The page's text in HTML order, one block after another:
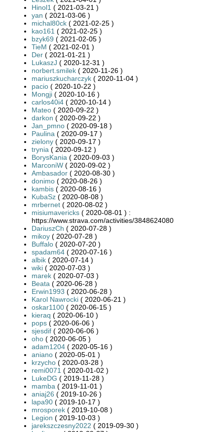
Hinol1 ( 2021-03-21 )
yan ( 2021-03-06 )
michal80ck ( 2021-02-25 )
kao161 ( 2021-02-25 )
bzyk69 ( 2021-02-05 )
TieM ( 2021-02-01 )
Der ( 2021-01-21 )
LukaszJ ( 2020-12-31 )
norbert.smilek ( 2020-11-26 )
mariuszkucharczyk ( 2020-11-04 )
pacio ( 2020-10-22 )
Mongji ( 2020-10-16 )
carlos40i4 ( 2020-10-14 )
Mateo ( 2020-09-22 )
darkon ( 2020-09-22 )
Jan_pmno ( 2020-09-18 )
Paulina ( 2020-09-17 )
zielony ( 2020-09-17 )
trynia ( 2020-09-12 )
BorysKania ( 2020-09-03 )
MarconiW ( 2020-09-02 )
Ambasador ( 2020-08-30 )
donimo ( 2020-08-26 )
kambis ( 2020-08-16 )
KubaSz ( 2020-08-08 )
mrbernet ( 2020-08-02 )
misiumavericks ( 2020-08-01 ) :
https://www.strava.com/activities/3848624080
DariuszCh ( 2020-07-28 )
mikoy ( 2020-07-28 )
Buffalo ( 2020-07-20 )
spadam64 ( 2020-07-16 )
albik ( 2020-07-14 )
wiki ( 2020-07-03 )
marek ( 2020-07-03 )
Beata ( 2020-06-28 )
Erwin1993 ( 2020-06-28 )
Karol Nawrocki ( 2020-06-21 )
oskar1100 ( 2020-06-15 )
kieraq ( 2020-06-10 )
pops ( 2020-06-06 )
sjesdif ( 2020-06-06 )
oho ( 2020-06-05 )
adam1204 ( 2020-05-16 )
aniano ( 2020-05-01 )
krzycho ( 2020-03-28 )
remi0071 ( 2020-01-02 )
LukeDG ( 2019-11-28 )
mamba ( 2019-11-01 )
aniaj26 ( 2019-10-26 )
lapa90 ( 2019-10-17 )
mrosporek ( 2019-10-08 )
Legion ( 2019-10-03 )
jarekszczesny2022 ( 2019-09-30 )